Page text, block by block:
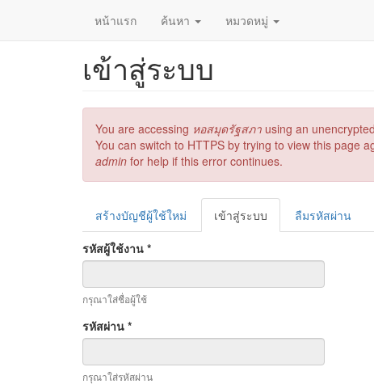
หน้าแรก ค้นหา หมวดหมู่
เข้าสู่ระบบ
ข้อความ
ผิด
พลาด
You are accessing หอสมุดรัฐสภา using an
You can switch to HTTPS by trying to view this page
admin for help if this error continues.
Primary
tabs
สร้างบัญชีผู้ใช้ใหม่ เข้าสู่ระบบ
ปัจจุบัน)
ลืมรหัสผ่าน
รหัสผู้ใช้งาน *
กรุณาใส่ชื่อผู้ใช้
รหัสผ่าน *
กรุณาใส่รหัสผ่าน